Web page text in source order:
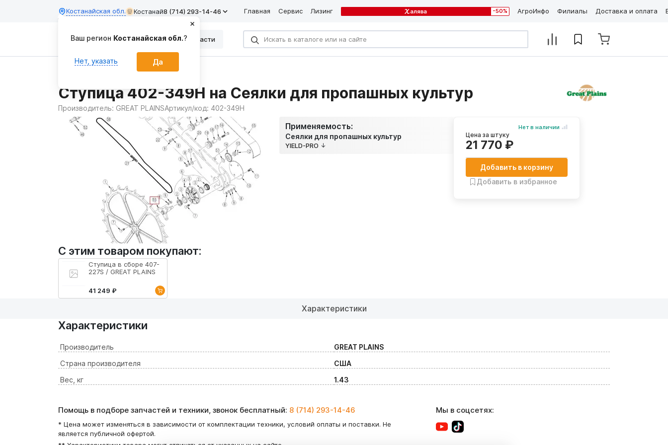
Костанайская обл. Костанай8 (714) 293-14-46 Главная Сервис Лизинг -50% АгроИнфо Филиалы Доставка и оплата
Каталог Запчасти
Ступица 402-349H на Сеялки для пропашных культур
Производитель: GREAT PLAINSАртикул/код: 402-349H
Применяемость:
Сеялки для пропашных культур
YIELD-PRO
Нет в наличии
Цена за штуку
21 770 ₽
Добавить в корзину
Добавить в избранное
С этим товаром покупают:
Ступица в сборе 407-
227S / GREAT PLAINS
41 249 ₽
Характеристики
Характеристики
Производитель
GREAT PLAINS
Страна производителя
США
Вес, кг
1.43
Помощь в подборе запчастей и техники, звонок бесплатный: 8 (714) 293-14-46
* Цена может изменяться в зависимости от комплектации техники, условий оплаты и поставки. Не
является публичной офертой.
Мы в соцсетях:
Ваш регион Костанайская обл.?
Нет, указать Да